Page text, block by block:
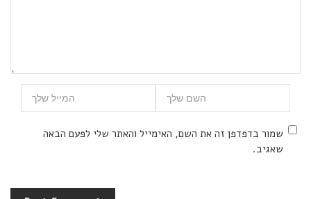
שמור בדפדפן זה את השם, האימייל והאתר שלי לפעם הבאה
שאגיב.